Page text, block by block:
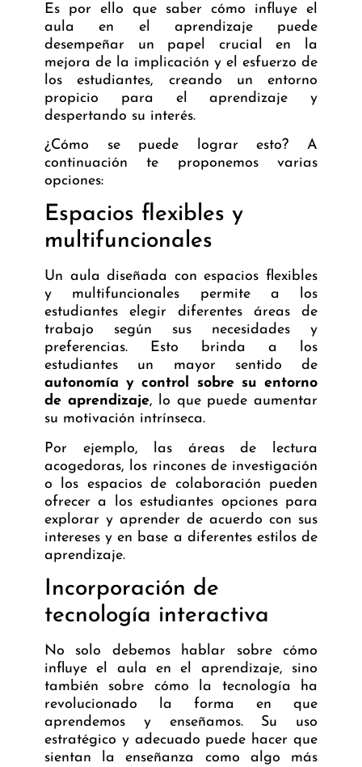
Es por ello que saber cómo influye el
aula en el aprendizaje puede
desempeñar un papel crucial en la
mejora de la implicación y el esfuerzo de
los estudiantes, creando un entorno
propicio para el aprendizaje y
despertando su interés.
¿Cómo se puede lograr esto? A
continuación te proponemos varias
opciones:
Espacios flexibles y
multifuncionales
Un aula diseñada con espacios flexibles
y multifuncionales permite a los
estudiantes elegir diferentes áreas de
trabajo según sus necesidades y
preferencias. Esto brinda a los
estudiantes un mayor sentido de
autonomía y control sobre su entorno
de aprendizaje, lo que puede aumentar
su motivación intrínseca.
Por ejemplo, las áreas de lectura
acogedoras, los rincones de investigación
o los espacios de colaboración pueden
ofrecer a los estudiantes opciones para
explorar y aprender de acuerdo con sus
intereses y en base a diferentes estilos de
aprendizaje.
Incorporación de
tecnología interactiva
No solo debemos hablar sobre cómo
influye el aula en el aprendizaje, sino
también sobre cómo la tecnología ha
revolucionado la forma en que
aprendemos y enseñamos. Su uso
estratégico y adecuado puede hacer que
sientan la enseñanza como algo más